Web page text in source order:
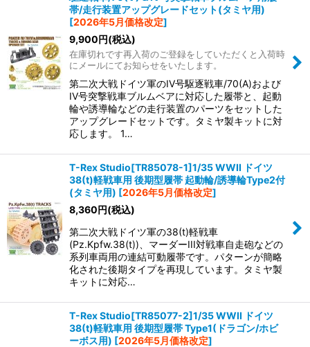
帯/走行装置アップグレードセット(タミヤ用)
[2026年5月価格改定]
9,900円(税込)
在庫切れです再入荷のご登録をしていただくと入荷時
にメールにてお知らせをいたします。
第二次大戦ドイツ軍のIV号駆逐戦車/70(A)および
IV号突撃戦車ブルムベアに対応した履帯と、起動
輪や誘導輪などの走行装置のパーツをセットした
アップグレードセットです。タミヤ製キットに対
応します。 1…
T-Rex Studio[TR85078-1]1/35 WWII ドイツ
38(t)軽戦車用 後期型履帯 起動輪/誘導輪Type2付
(タミヤ用) [2026年5月価格改定]
8,360円(税込)
第二次大戦ドイツ軍の38(t)軽戦車
(Pz.Kpfw.38(t))、マーダーIII対戦車自走砲などの
系列車両用の連結可動履帯です。パターンが簡略
化された後期タイプを再現しています。タミヤ製
キットに対応…
T-Rex Studio[TR85077-2]1/35 WWII ドイツ
38(t)軽戦車用 後期型履帯 Type1(ドラゴン/ホビ
ーボス用) [2026年5月価格改定]